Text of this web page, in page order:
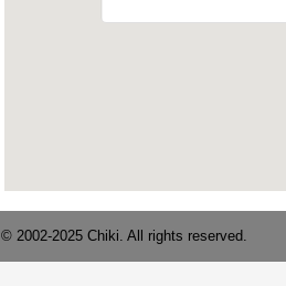
© 2002-2025 Chiki. All rights reserved.